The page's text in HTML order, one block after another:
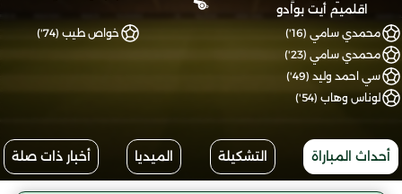
اقلميم أيت بوادو
محمدي سامي (16')
محمدي سامي (23')
سي احمد وليد (49')
لوناس وهاب (54')
خواص طيب (74')
أحداث المباراة التشكيلة الميديا أخبار ذات صلة